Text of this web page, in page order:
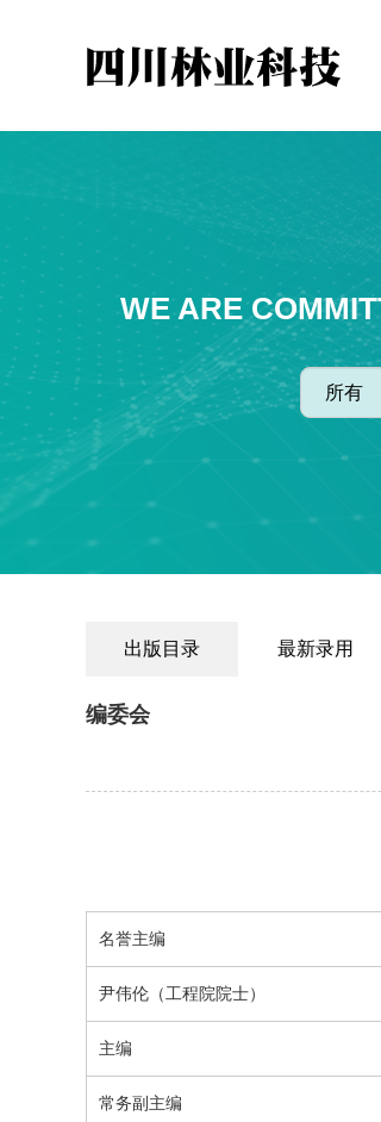
WE ARE
出版目录 最新录用
编委会
名誉主编
尹伟伦 （工程院院士）
主编
常务副主编